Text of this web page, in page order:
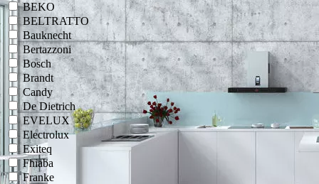
BEKO
BELTRATTO
Bauknecht
Bertazzoni
Bosch
Brandt
Candy
De Dietrich
EVELUX
Electrolux
Exiteq
Fhiaba
Franke